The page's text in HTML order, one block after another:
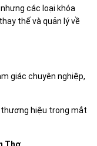
các loại khóa
thế và quản lý về
giác chuyên nghiệp,
thương hiệu trong mắt
Thơ